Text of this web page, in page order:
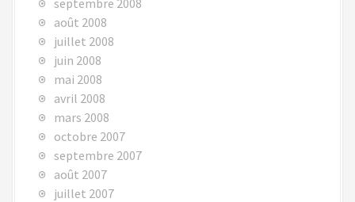
août 2008
juillet 2008
juin 2008
mai 2008
avril 2008
mars 2008
octobre 2007
septembre 2007
août 2007
juillet 2007